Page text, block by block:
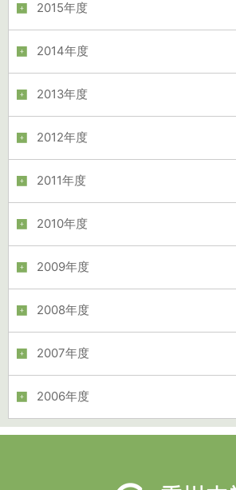
2015年度
2014年度
2013年度
2012年度
2011年度
2010年度
2009年度
2008年度
2007年度
2006年度